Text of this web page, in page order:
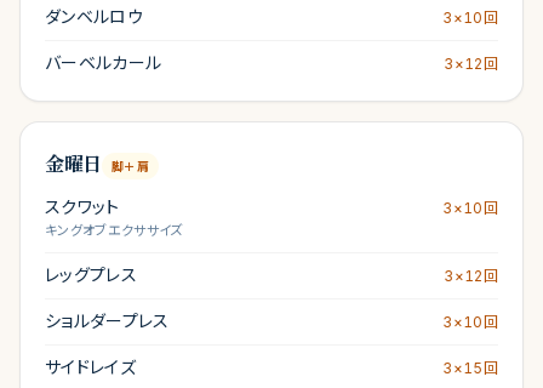
ダンベルロウ 3×10回
バーベルカール 3×12回
金曜日 脚＋肩
スクワット
キングオブエクササイズ
3×10回
レッグプレス 3×12回
ショルダープレス 3×10回
サイドレイズ 3×15回